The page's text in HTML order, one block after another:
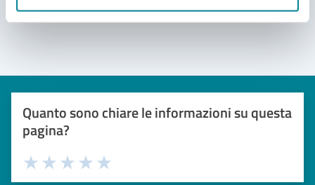
Quanto sono chiare le informazioni su questa
pagina?
Valuta 5 stelle su 5
Valuta 4 stelle su 5
Valuta 3 stelle su 5
Valuta 2 stelle su 5
Valuta 1 stelle su 5